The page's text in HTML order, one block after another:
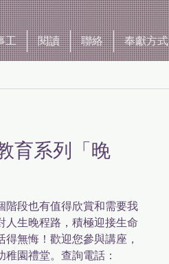
工 閱讀 聯絡 奉獻方式
育系列「晚
階段也有值得欣賞和需要我
人生晚程路，積極迎接生命
無悔！歡迎您參與講座，
園禮堂。查詢電話：